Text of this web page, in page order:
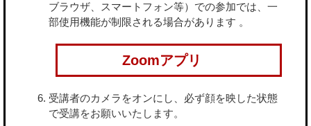
ブラウザ、スマートフォン等）での参加では、一
部使用機能が制限される場合があります 。
Zoomアプリ
受講者のカメラをオンにし、必ず顔を映した状態
で受講をお願いいたします。